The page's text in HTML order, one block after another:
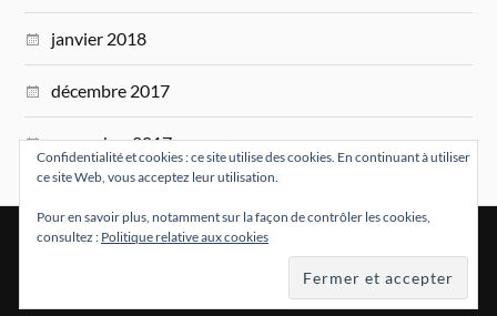
janvier 2018
décembre 2017
novembre 2017
WORDPRESS & THÈME PAR
ANDERS NORÉN
Confidentialité et cookies : ce site utilise des cookies. En continuant à utiliser
ce site Web, vous acceptez leur utilisation.
Pour en savoir plus, notamment sur la façon de contrôler les cookies,
consultez : Politique relative aux cookies